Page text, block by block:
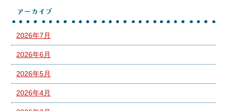
アーカイブ
2026年7月
2026年6月
2026年5月
2026年4月